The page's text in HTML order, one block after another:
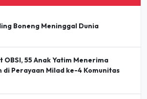
Boneng Meninggal Dunia
OBSI, 55 Anak Yatim Menerima
di Perayaan Milad ke-4 Komunitas